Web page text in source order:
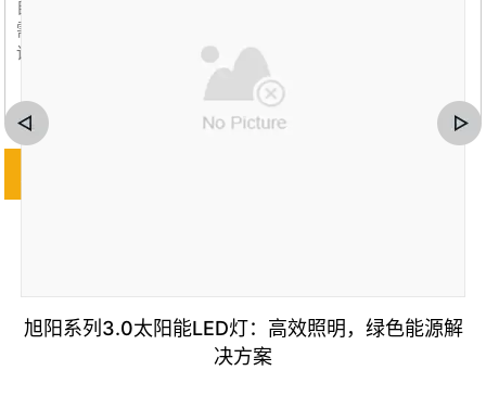
旭阳系列3.0太阳能LED灯：高效照明，绿色能源解
决方案